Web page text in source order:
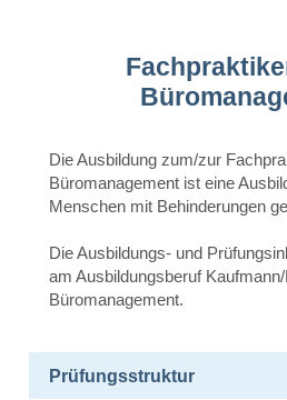
Die Ausbildung zum/zur
Büromanagement ist eine
Menschen mit Behinderungen
Die Ausbildungs- und
am Ausbildungsberuf
Büromanagement.
Prüfungsstruktur